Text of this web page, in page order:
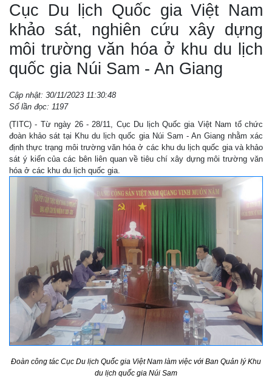
Cục Du lịch Quốc gia Việt Nam
khảo sát, nghiên cứu xây dựng
môi trường văn hóa ở khu du lịch
quốc gia Núi Sam - An Giang
Cập nhật: 30/11/2023 11:30:48
Số lần đọc: 1197
(TITC) - Từ ngày 26 - 28/11, Cục Du lịch Quốc gia Việt Nam tổ chức
đoàn khảo sát tại Khu du lịch quốc gia Núi Sam - An Giang nhằm xác
định thực trạng môi trường văn hóa ở các khu du lịch quốc gia và khảo
sát ý kiến của các bên liên quan về tiêu chí xây dựng môi trường văn
hóa ở các khu du lịch quốc gia.
Đoàn công tác Cục Du lịch Quốc gia Việt Nam làm việc với Ban Quản lý Khu
du lịch quốc gia Núi Sam